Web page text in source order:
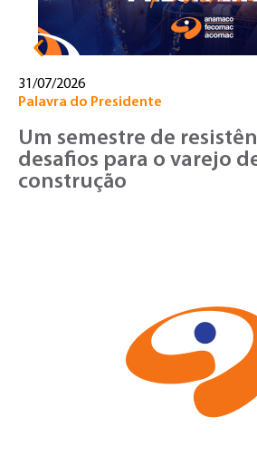
31/07/2026
Palavra do Presidente
Um semestre de
desafios para o varejo
construção